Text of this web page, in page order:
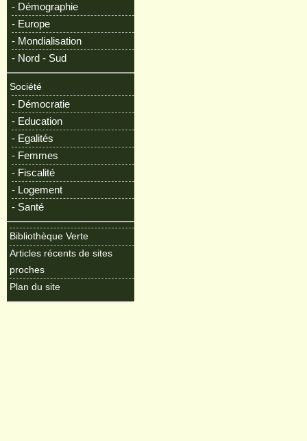
- Démographie
- Europe
- Mondialisation
- Nord - Sud
Société
- Démocratie
- Education
- Egalités
- Femmes
- Fiscalité
- Logement
- Santé
Bibliothèque Verte
Articles récents de sites
proches
Plan du site